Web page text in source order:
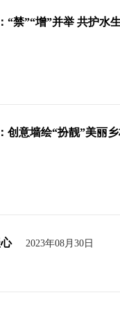
“禁”“增”并举 共护水
创意墙绘“扮靓”美丽
2023年08月30日